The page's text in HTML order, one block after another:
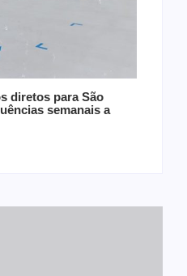
diretos para São
semanais a